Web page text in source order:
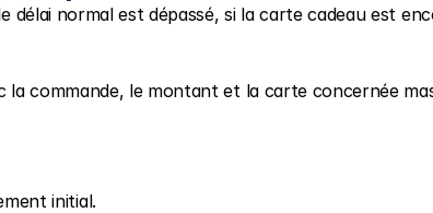
normal est dépassé, si la carte cadeau est
commande, le montant et la carte concernée
initial.